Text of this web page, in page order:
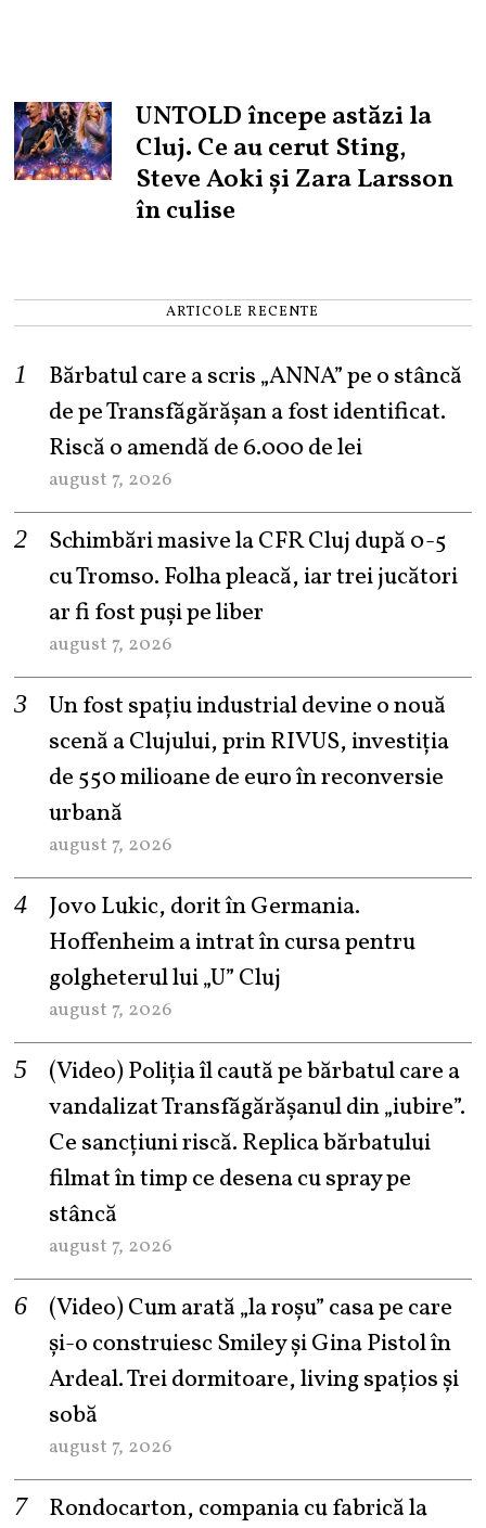
UNTOLD începe astăzi la
Cluj. Ce au cerut Sting,
Steve Aoki și Zara Larsson
în culise
ARTICOLE RECENTE
Bărbatul care a scris „ANNA” pe o stâncă
de pe Transfăgărășan a fost identificat.
Riscă o amendă de 6.000 de lei
august 7, 2026
Schimbări masive la CFR Cluj după 0-5
cu Tromso. Folha pleacă, iar trei jucători
ar fi fost puși pe liber
august 7, 2026
Un fost spațiu industrial devine o nouă
scenă a Clujului, prin RIVUS, investiția
de 550 milioane de euro în reconversie
urbană
august 7, 2026
Jovo Lukic, dorit în Germania.
Hoffenheim a intrat în cursa pentru
golgheterul lui „U” Cluj
august 7, 2026
(Video) Poliția îl caută pe bărbatul care a
vandalizat Transfăgărășanul din „iubire”.
Ce sancțiuni riscă. Replica bărbatului
filmat în timp ce desena cu spray pe
stâncă
august 7, 2026
(Video) Cum arată „la roşu” casa pe care
şi-o construiesc Smiley şi Gina Pistol în
Ardeal. Trei dormitoare, living spațios și
sobă
august 7, 2026
Rondocarton, compania cu fabrică la